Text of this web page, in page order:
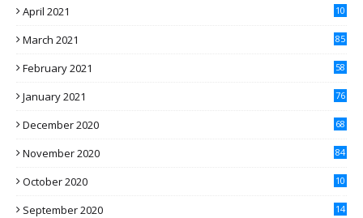
April 2021
10
March 2021 85
February 2021 58
January 2021 76
December 2020 68
November 2020 84
October 2020
10
September 2020
14